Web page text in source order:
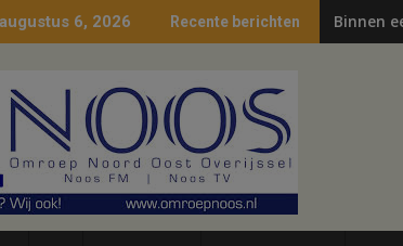
6, 2026 Recente berichten Binnen